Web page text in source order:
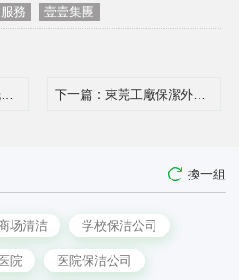
務 壹壹集團
下一篇 ：東莞工廠保潔外包全解析：降本增效的六大核心價值
換一組
场清洁 学校保洁公司
院 医院保洁公司